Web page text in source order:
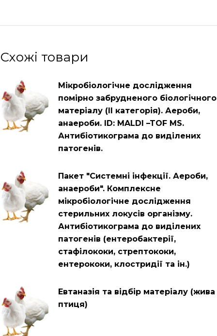
Схожі товари
Мікробіологічне дослідження
помірно забрудненого біологічного
матеріалу (ІІ категорія). Аероби,
анаероби. ID: MALDI –TOF MS.
Антибіотикограма до виділених
патогенів.
Пакет "Системні інфекції. Аероби,
анаероби". Комплексне
мікробіологічне дослідження
стерильних локусів організму.
Антибіотикограма до виділених
патогенів (ентеробактерії,
стафілококи, стрептококи,
ентерококи, клостридії та ін.)
Евтаназія та відбір матеріалу (жива
птиця)